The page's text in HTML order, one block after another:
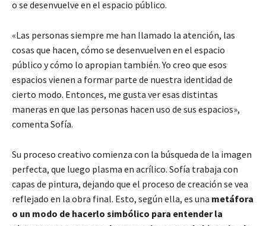
o se desenvuelve en el espacio público.
«Las personas siempre me han llamado la atención, las
cosas que hacen, cómo se desenvuelven en el espacio
público y cómo lo apropian también. Yo creo que esos
espacios vienen a formar parte de nuestra identidad de
cierto modo. Entonces, me gusta ver esas distintas
maneras en que las personas hacen uso de sus espacios»,
comenta Sofía.
Su proceso creativo comienza con la búsqueda de la imagen
perfecta, que luego plasma en acrílico. Sofía trabaja con
capas de pintura, dejando que el proceso de creación se vea
reflejado en la obra final. Esto, según ella, es una metáfora
o un modo de hacerlo simbólico para entender la